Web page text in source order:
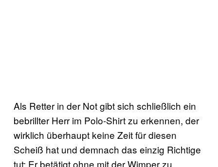
Als Retter in der Not gibt sich schließlich ein
bebrillter Herr im Polo-Shirt zu erkennen, der
wirklich überhaupt keine Zeit für diesen
Scheiß hat und demnach das einzig Richtige
tut: Er betätigt ohne mit der Wimper zu